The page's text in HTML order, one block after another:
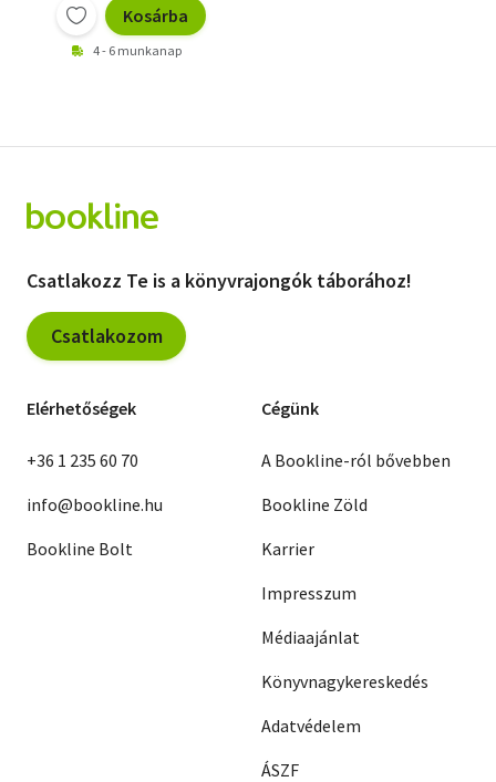
Kosárba
4 - 6 munkanap
Csatlakozz Te is a könyvrajongók táborához!
Csatlakozom
Elérhetőségek
+36 1 235 60 70
info@bookline.hu
Bookline Bolt
Cégünk
A Bookline-ról bővebben
Bookline Zöld
Karrier
Impresszum
Médiaajánlat
Könyvnagykereskedés
Adatvédelem
ÁSZF